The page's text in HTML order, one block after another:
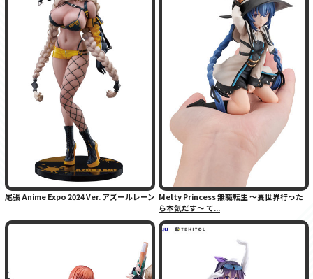
尾張 Anime Expo 2024 Ver. アズールレーン Melty Princess 無職転生 〜異世界行った
ら本気だす〜 て...